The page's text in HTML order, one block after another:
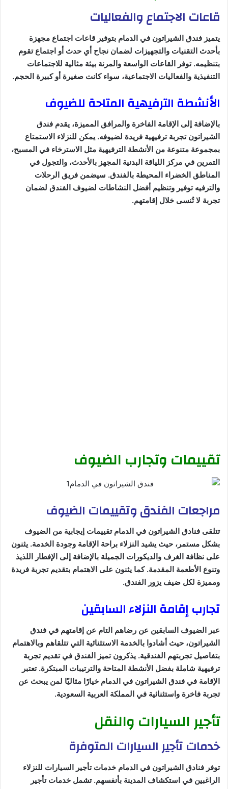
قاعات الاجتماع والفعاليات
يتميز فندق الشيراتون في الدمام بتوفير قاعات اجتماع مجهزة
بأحدث التقنيات والتجهيزات لضمان نجاح أي حدث أو اجتماع تقوم
بتنظيمه. توفر القاعات الواسعة والمرنة بيئة مثالية للاجتماعات
التنفيذية والفعاليات الاجتماعية، سواء كانت صغيرة أو كبيرة الحجم.
الأنشطة الترفيهية المتاحة للضيوف
بالإضافة إلى الإقامة الفاخرة والمرافق المميزة، يقدم فندق
الشيراتون تجربة ترفيهية فريدة لضيوفه. يمكن للنزلاء الاستمتاع
بمجموعة متنوعة من الأنشطة الترفيهية مثل الاسترخاء في المسبح،
التمرين في مركز اللياقة البدنية المجهز بالأحدث، والتجول في
المناطق الخضراء المحيطة بالفندق. سيضمن فريق الرحلات
والترفيه توفير وتنظيم أفضل النشاطات لضيوف الفندق لضمان
تجربة لا تُنسى خلال إقامتهم.
تقييمات وتجارب الضيوف
مراجعات الفندق وتقييمات الضيوف
تتلقى فنادق الشيراتون في الدمام تقييمات إيجابية من الضيوف
بشكل مستمر، حيث يشيد النزلاء براحة الإقامة وجودة الخدمة. يثنون
على نظافة الغرف والديكورات الجميلة بالإضافة إلى الإفطار اللذيذ
وتنوع الأطعمة المقدمة. كما يثنون على الاهتمام بتقديم تجربة فريدة
ومميزة لكل ضيف يزور الفندق.
تجارب إقامة النزلاء السابقين
عبر الضيوف السابقين عن رضاهم التام عن إقامتهم في فندق
الشيراتون، حيث أشادوا بالخدمة الاستثنائية التي تتلقاهم وبالاهتمام
بتفاصيل تجربتهم الفندقية. يذكرون تميز الفندق في تقديم تجربة
ترفيهية شاملة بفضل الأنشطة المتاحة والترتيبات المبتكرة. تعتبر
الإقامة في فندق الشيراتون في الدمام خيارًا مثاليًا لمن يبحث عن
تجربة فاخرة واستثنائية في المملكة العربية السعودية.
تأجير السيارات والنقل
خدمات تأجير السيارات المتوفرة
توفر فنادق الشيراتون في الدمام خدمات تأجير السيارات للنزلاء
الراغبين في استكشاف المدينة بأنفسهم. تشمل خدمات تأجير